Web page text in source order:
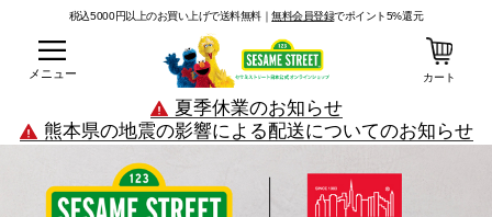
税込5000円以上のお買い上げで送料無料｜無料会員登録でポイント5%還元
メニュー カート
夏季休業のお知らせ
熊本県の地震の影響による配送についてのお知らせ